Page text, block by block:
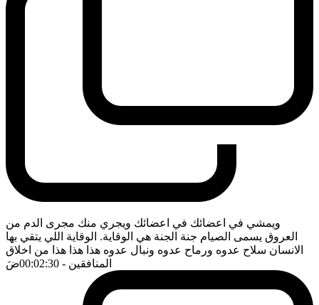
ويمشي في اعضائك في اعضائك ويجري منك مجرى الدم من
العروق يسمى الصيام جنة الجنة هي الوقاية. الوقاية اللي يتقي بها
الانسان سلاح عدوه ورماح عدوه ونبال عدوه هذا هذا هذا من اخلاق
المنافقين - 00:02:30 ضَ